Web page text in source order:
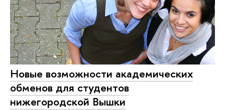
Новые возможности академических
обменов для студентов
нижегородской Вышки